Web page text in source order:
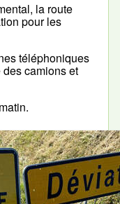
la route
pour les
téléphoniques
camions et